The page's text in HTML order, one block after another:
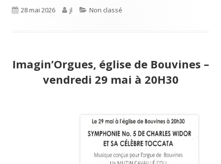
Publié
28 mai 2026 Auteur
jl Catégories
Non classé
Imagin’Orgues, église de Bouvines –
vendredi 29 mai à 20H30